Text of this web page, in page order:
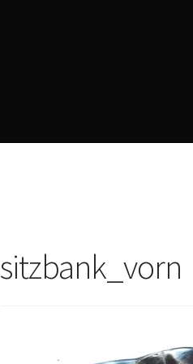
sitzbank_vorn